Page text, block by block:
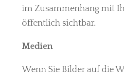
im Zusammenhang mit
öffentlich sichtbar.
Medien
Wenn Sie Bilder auf die